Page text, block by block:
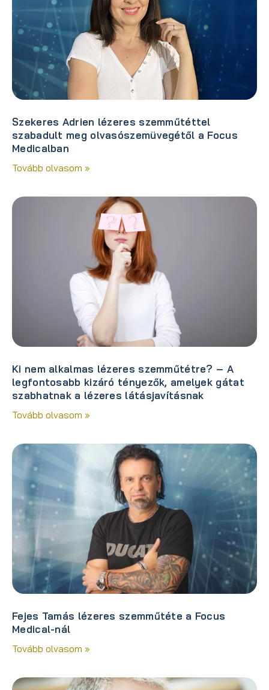
Szekeres Adrien lézeres szemműtéttel
szabadult meg olvasószemüvegétől a Focus
Medicalban
Tovább olvasom »
Ki nem alkalmas lézeres szemműtétre? – A
legfontosabb kizáró tényezők, amelyek gátat
szabhatnak a lézeres látásjavításnak
Tovább olvasom »
Fejes Tamás lézeres szemműtéte a Focus
Medical-nál
Tovább olvasom »